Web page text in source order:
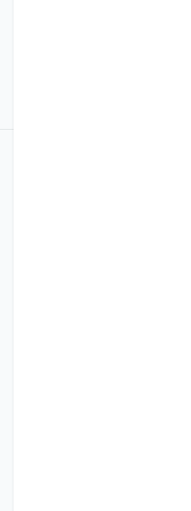
آب، با تکیه بر دانش فنی و
و پایدار گام برمی‌دارد. ما
یک حق اساسی و زیربنای
پیشرفته تصفیه آب
از فناوری‌های نوین
و نمک از منابع آبی ارائه
متنوعی از جمله تأمین آب